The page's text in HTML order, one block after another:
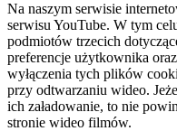
Na naszym serwisie
serwisu YouTube. W tym
podmiotów trzecich
preferencje użytkownika
wyłączenia tych plików
przy odtwarzaniu wideo.
ich załadowanie, to nie
stronie wideo filmów.